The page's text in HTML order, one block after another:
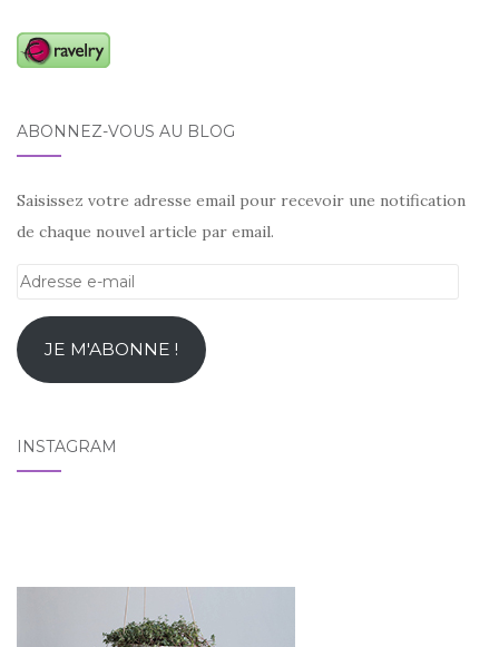
ABONNEZ-VOUS AU BLOG
Saisissez votre adresse email pour recevoir une notification
de chaque nouvel article par email.
Adresse
mailJE M'ABONNE !
INSTAGRAM